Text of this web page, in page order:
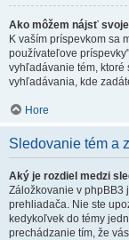
Ako môžem nájsť
K vaším príspevkom sa
používateľove
vyhľadávanie tém, ktoré
vyhľadávania, kde
Hore
Sledovanie tém a
Aký je rozdiel medzi
Záložkovanie v phpBB3
prehliadača. Nie ste
kedykoľvek do témy
prechádzanie tím, že